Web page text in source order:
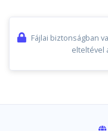
Fájlai biztonságban
elteltével